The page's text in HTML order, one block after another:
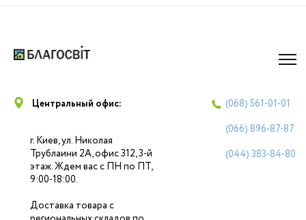
Центральный офис:
г. Киев, ул. Николая
Трублаини 2А, офис 312, 3-й
этаж. Ждем вас с ПН по ПТ,
9:00-18:00.
Доставка товара с
(068) 561-01-01
(066) 896-87-87
(044) 383-84-80